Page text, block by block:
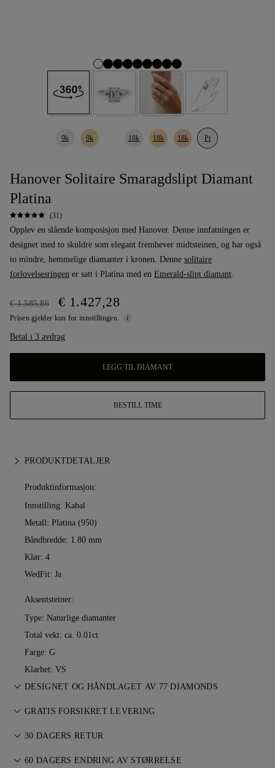
9k 9k 18k 18k 18k Pt
Hanover Solitaire Smaragdslipt Diamant
Platina
(31)
Opplev en slående komposisjon med Hanover. Denne innfatningen er
designet med to skuldre som elegant fremhever midtsteinen, og har også
to mindre, hemmelige diamanter i kronen. Denne solitaire
forlovelsesringen er satt i Platina med en Emerald-slipt diamant.
€ 1.585,86 € 1.427,28
Prisen gjelder kun for innstillingen.
Betal i 3 avdrag
LEGG TIL DIAMANT
BESTILL TIME
PRODUKTDETALJER
Produktinformasjon:
Innstilling: Kabal
Metall: Platina (950)
Båndbredde: 1.80 mm
Klør: 4
WedFit: Ja
Aksentsteiner:
Type: Naturlige diamanter
Total vekt: ca. 0.01ct
Farge: G
Klarhet: VS
DESIGNET OG HÅNDLAGET AV 77 DIAMONDS
Smykkekunst perfeksjonert av 77 Diamonds — ett smykke om
GRATIS FORSIKRET LEVERING
All porto er gratis, uansett hvor du bor. Vi sender varen din
spesialleveringstjeneste, rett til inngangsdøren din. Vi
30 DAGERS RETUR
Hvis du ikke er helt fornøyd, kan du returnere eller bytte
60 DAGERS ENDRING AV STØRRELSE